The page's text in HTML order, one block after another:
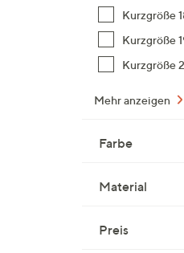
Kurzgröße
Kurzgröße
Kurzgröße
Mehr anzeigen
Farbe
Material
Preis